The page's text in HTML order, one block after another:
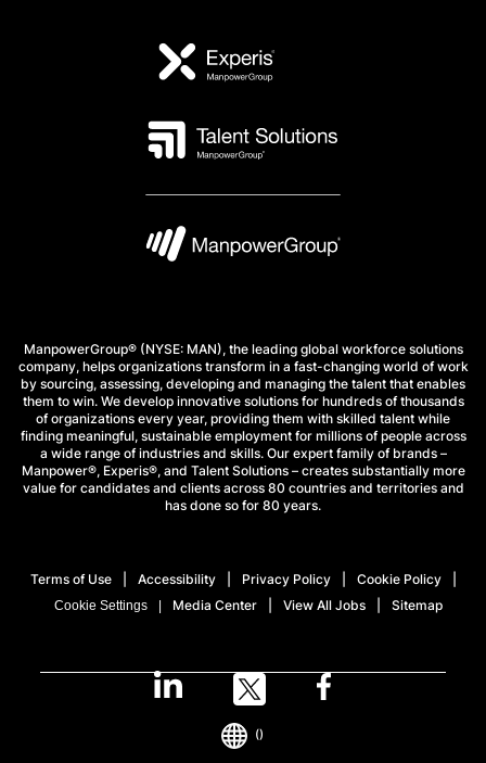
ManpowerGroup® (NYSE: MAN), the leading global workforce solutions
company, helps organizations transform in a fast-changing world of work
by sourcing, assessing, developing and managing the talent that enables
them to win. We develop innovative solutions for hundreds of thousands
of organizations every year, providing them with skilled talent while
finding meaningful, sustainable employment for millions of people across
a wide range of industries and skills. Our expert family of brands –
Manpower®, Experis®, and Talent Solutions – creates substantially more
value for candidates and clients across 80 countries and territories and
has done so for 80 years.
Terms of Use Accessibility Privacy Policy Cookie Policy
Cookie Settings Media Center View All Jobs Sitemap
()